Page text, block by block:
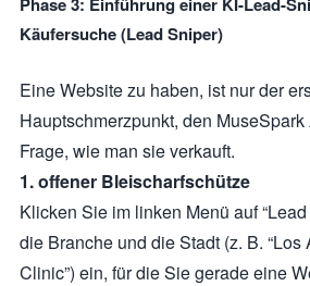
Käufersuche (Lead Sniper)
Eine Website zu haben, ist nur der
Hauptschmerzpunkt, den
Frage, wie man sie verkauft.
1. offener Bleischarfschütze
Klicken Sie im linken Menü auf
die Branche und die Stadt (z. B.
Clinic”) ein, für die Sie gerade eine